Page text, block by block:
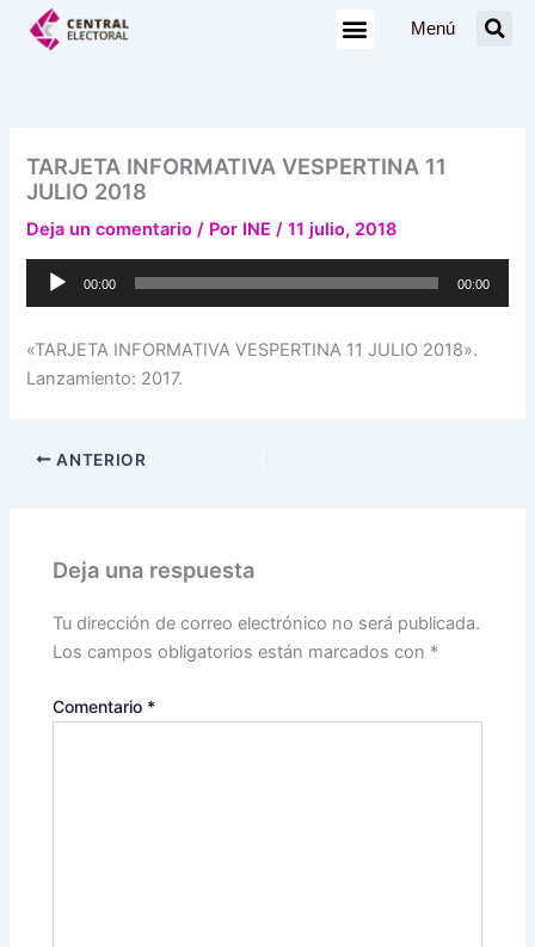
Menú
TARJETA INFORMATIVA VESPERTINA 11
JULIO 2018
Deja un comentario / Por INE/11 julio, 2018
Reproductor
00:00 00:00
«TARJETA INFORMATIVA VESPERTINA 11 JULIO 2018».
Lanzamiento: 2017.
ANTERIOR
Deja una respuesta
Tu dirección de correo electrónico no será publicada.
Los campos obligatorios están marcados con *
Comentario *